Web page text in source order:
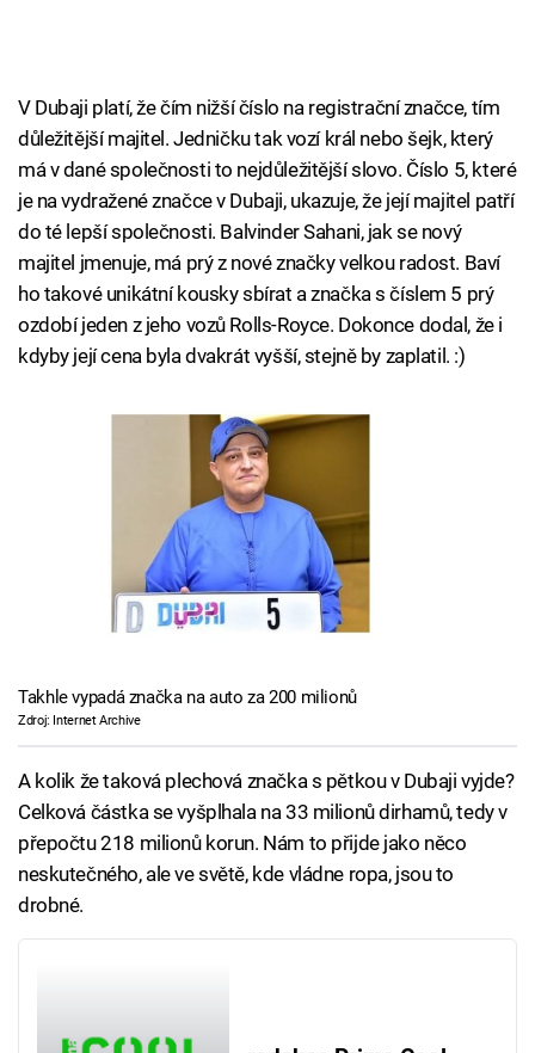
V Dubaji platí, že čím nižší číslo na registrační značce, tím
důležitější majitel. Jedničku tak vozí král nebo šejk, který
má v dané společnosti to nejdůležitější slovo. Číslo 5, které
je na vydražené značce v Dubaji, ukazuje, že její majitel patří
do té lepší společnosti. Balvinder Sahani, jak se nový
majitel jmenuje, má prý z nové značky velkou radost. Baví
ho takové unikátní kousky sbírat a značka s číslem 5 prý
ozdobí jeden z jeho vozů Rolls-Royce. Dokonce dodal, že i
kdyby její cena byla dvakrát vyšší, stejně by zaplatil. :)
Takhle vypadá značka na auto za 200 milionů
Zdroj: Internet Archive
A kolik že taková plechová značka s pětkou v Dubaji vyjde?
Celková částka se vyšplhala na 33 milionů dirhamů, tedy v
přepočtu 218 milionů korun. Nám to přijde jako něco
neskutečného, ale ve světě, kde vládne ropa, jsou to
drobné.